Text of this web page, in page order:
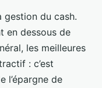
gestion du cash.
en dessous de
les meilleures
: c’est
l’épargne de